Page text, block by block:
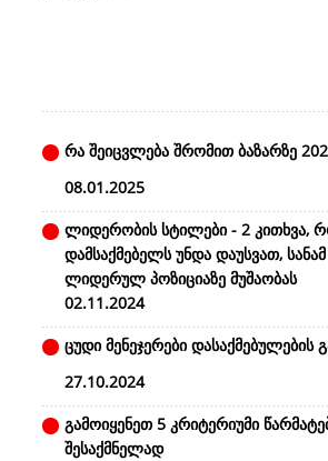
რა შეიცვლება შრომით ბაზარზე
08.01.2025
ლიდერობის სტილები - 2 კითხვა,
დამსაქმებელს უნდა დაუსვათ,
ლიდერულ პოზიციაზე მუშაობას
02.11.2024
ცუდი მენეჯერები დასაქმებულების
27.10.2024
გამოიყენეთ 5 კრიტერიუმი
შესაქმნელად